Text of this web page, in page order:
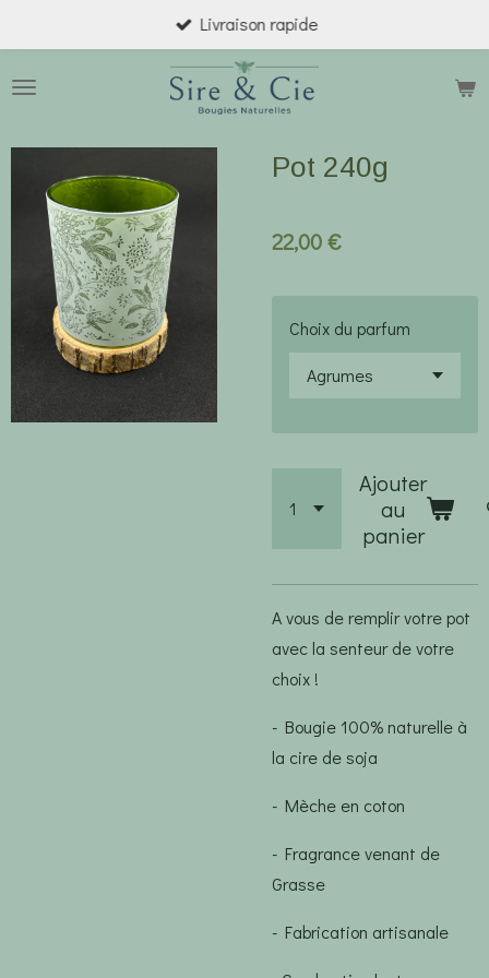
au
contenu
Livraison rapide
Pot 240g
22,00 €
Choix du parfum
Ajouter
au
panier
A vous de remplir votre pot
avec la senteur de votre
choix !
- Bougie 100% naturelle à
la cire de soja
- Mèche en coton
- Fragrance venant de
Grasse
- Fabrication artisanale